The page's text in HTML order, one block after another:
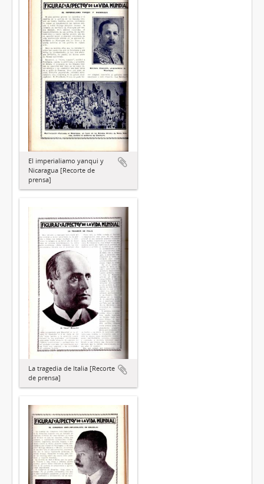
El imperialiamo yanqui y
Nicaragua [Recorte de
prensa]
La tragedia de Italia [Recorte
de prensa]